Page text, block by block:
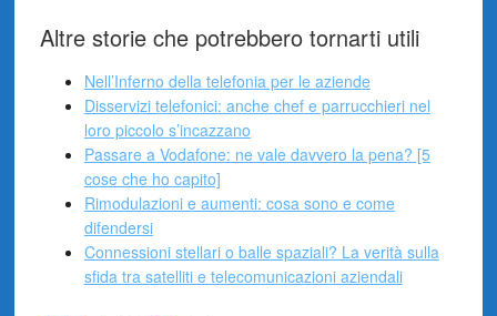
Altre storie che potrebbero tornarti utili
Nell’Inferno della telefonia per le aziende
Disservizi telefonici: anche chef e parrucchieri nel
loro piccolo s’incazzano
Passare a Vodafone: ne vale davvero la pena? [5
cose che ho capito]
Rimodulazioni e aumenti: cosa sono e come
difendersi
Connessioni stellari o balle spaziali? La verità sulla
sfida tra satelliti e telecomunicazioni aziendali